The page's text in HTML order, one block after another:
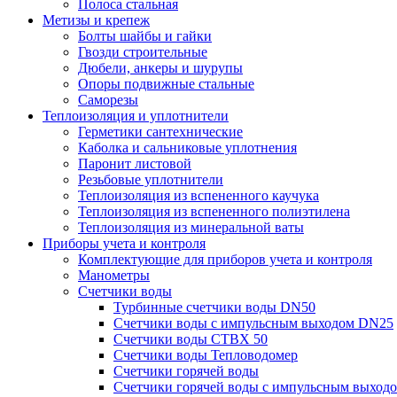
Полоса стальная
Метизы и крепеж
Болты шайбы и гайки
Гвозди строительные
Дюбели, анкеры и шурупы
Опоры подвижные стальные
Саморезы
Теплоизоляция и уплотнители
Герметики сантехнические
Каболка и сальниковые уплотнения
Паронит листовой
Резьбовые уплотнители
Теплоизоляция из вспененного каучука
Теплоизоляция из вспененного полиэтилена
Теплоизоляция из минеральной ваты
Приборы учета и контроля
Комплектующие для приборов учета и контроля
Манометры
Счетчики воды
Турбинные счетчики воды DN50
Счетчики воды с импульсным выходом DN25
Счетчики воды СТВХ 50
Счетчики воды Тепловодомер
Счетчики горячей воды
Счетчики горячей воды с импульсным